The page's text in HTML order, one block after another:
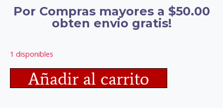
Por Compras mayores a $50.00
obten envio gratis!
1 disponibles
Añadir al carrito